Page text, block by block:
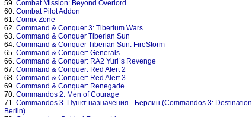
59. Combat Mission: Beyond Overlord
60. Combat Pilot Addon
61. Comix Zone
62. Command & Conquer 3: Tiberium Wars
63. Command & Conquer Tiberian Sun
64. Command & Conquer Tiberian Sun: FireStorm
65. Command & Conquer: Generals
66. Command & Conquer: RA2 Yuri`s Revenge
67. Command & Conquer: Red Alert 2
68. Command & Conquer: Red Alert 3
69. Command & Conquer: Renegade
70. Commandos 2: Men of Courage
71. Commandos 3. Пункт назначения - Берлин (Commandos 3: Destination
Berlin)